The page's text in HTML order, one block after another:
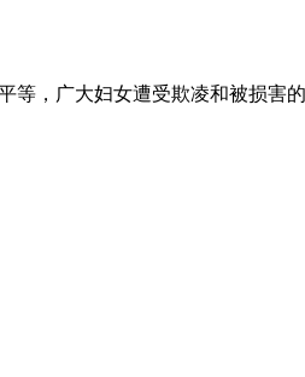
，广大妇女遭受欺凌和被损害